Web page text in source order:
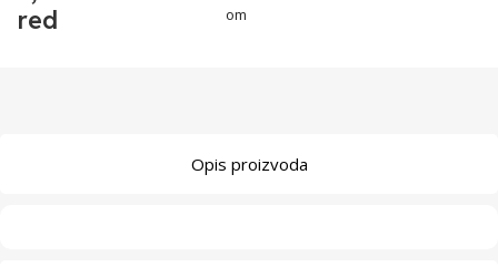
red
om
Opis proizvoda